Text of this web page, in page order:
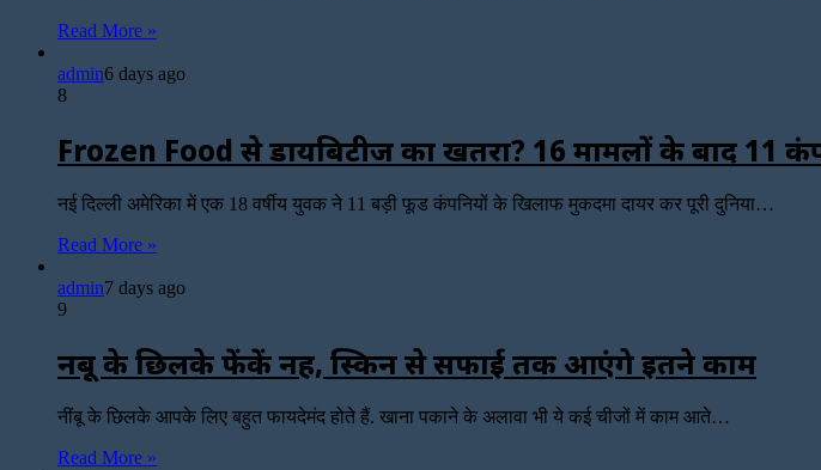
Read More »
admin6 days ago
8
Frozen Food से डायबिटीज का खतरा? 16 मामलों के बाद 11
नई दिल्ली अमेरिका में एक 18 वर्षीय युवक ने 11 बड़ी फूड कंपनियों के खिलाफ मुकदमा दायर कर पूरी दुनिया…
Read More »
admin7 days ago
9
नींबू के छिलके फेंकें नहीं, स्किन से सफाई तक आएंगे इतने काम
नींबू के छिलके आपके लिए बहुत फायदेमंद होते हैं. खाना पकाने के अलावा भी ये कई चीजों में काम आते…
Read More »